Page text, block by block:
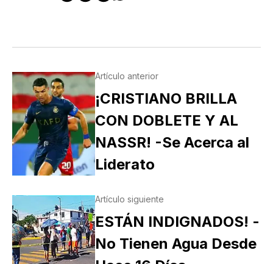
Artículo anterior
¡CRISTIANO BRILLA
CON DOBLETE Y AL
NASSR! -Se Acerca al
Liderato
Artículo siguiente
ESTÁN INDIGNADOS! -
No Tienen Agua Desde